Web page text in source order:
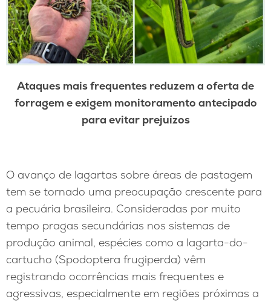
Ataques mais frequentes reduzem a oferta de
forragem e exigem monitoramento antecipado
para evitar prejuízos
O avanço de lagartas sobre áreas de pastagem
tem se tornado uma preocupação crescente para
a pecuária brasileira. Consideradas por muito
tempo pragas secundárias nos sistemas de
produção animal, espécies como a lagarta-do-
cartucho (Spodoptera frugiperda) vêm
registrando ocorrências mais frequentes e
agressivas, especialmente em regiões próximas a